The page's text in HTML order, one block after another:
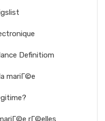
Definitiom
mariГ©e
rГ©elles